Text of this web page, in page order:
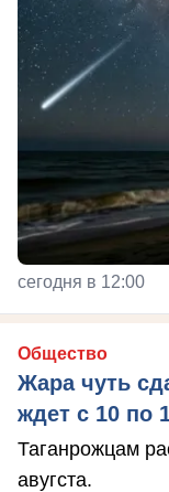
сегодня в 12:00
Общество
Жара чуть
ждет с 10 по
Таганрожцам
авугста.